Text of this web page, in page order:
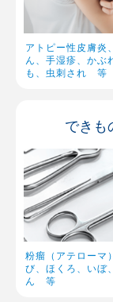
アトピー性皮膚炎
ん、手湿疹、かぶ
も、虫刺され 等
できも
粉瘤（アテローマ
び、ほくろ、いぼ
ん 等
17
23 24
30 31